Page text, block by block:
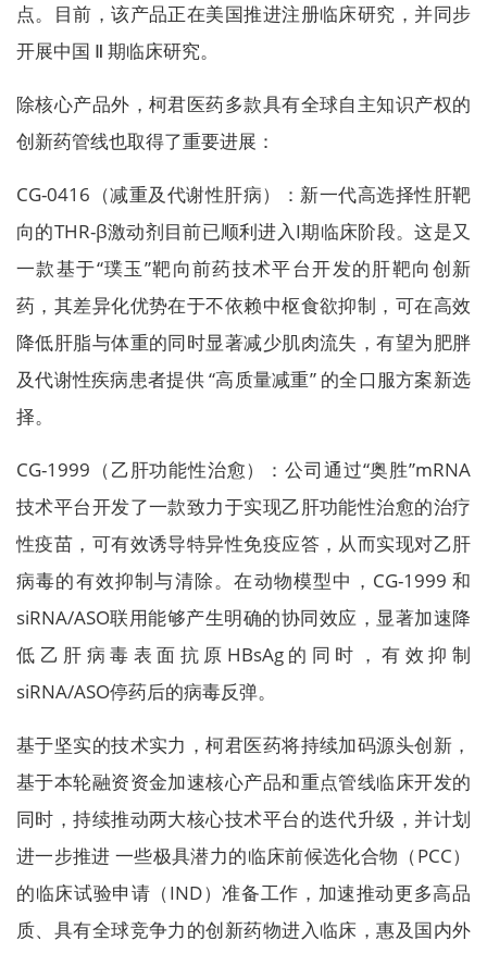
点。目前，该产品正在美国推进注册临床研究，并同步
开展中国 Ⅱ 期临床研究。
除核心产品外，柯君医药多款具有全球自主知识产权的
创新药管线也取得了重要进展：
CG-0416（减重及代谢性肝病）：新一代高选择性肝靶
向的THR-β激动剂目前已顺利进入I期临床阶段。这是又
一款基于“璞玉”靶向前药技术平台开发的肝靶向创新
药，其差异化优势在于不依赖中枢食欲抑制，可在高效
降低肝脂与体重的同时显著减少肌肉流失，有望为肥胖
及代谢性疾病患者提供 “高质量减重” 的全口服方案新选
择。
CG-1999（乙肝功能性治愈）：公司通过“奥胜”mRNA
技术平台开发了一款致力于实现乙肝功能性治愈的治疗
性疫苗，可有效诱导特异性免疫应答，从而实现对乙肝
病毒的有效抑制与清除。在动物模型中，CG-1999 和
siRNA/ASO联用能够产生明确的协同效应，显著加速降
低乙肝病毒表面抗原HBsAg的同时，有效抑制
siRNA/ASO停药后的病毒反弹。
基于坚实的技术实力，柯君医药将持续加码源头创新，
基于本轮融资资金加速核心产品和重点管线临床开发的
同时，持续推动两大核心技术平台的迭代升级，并计划
进一步推进 一些极具潜力的临床前候选化合物（PCC）
的临床试验申请（IND）准备工作，加速推动更多高品
质、具有全球竞争力的创新药物进入临床，惠及国内外